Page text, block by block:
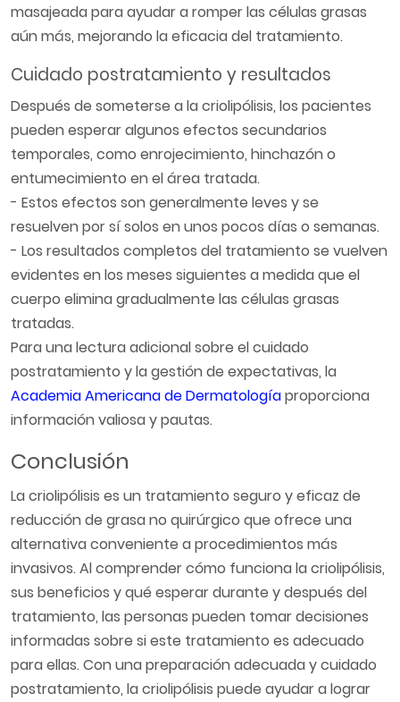
masajeada para ayudar a romper las células grasas
aún más, mejorando la eficacia del tratamiento.
Cuidado postratamiento y resultados
Después de someterse a la criolipólisis, los pacientes
pueden esperar algunos efectos secundarios
temporales, como enrojecimiento, hinchazón o
entumecimiento en el área tratada.
- Estos efectos son generalmente leves y se
resuelven por sí solos en unos pocos días o semanas.
- Los resultados completos del tratamiento se vuelven
evidentes en los meses siguientes a medida que el
cuerpo elimina gradualmente las células grasas
tratadas.
Para una lectura adicional sobre el cuidado
postratamiento y la gestión de expectativas, la
Academia Americana de Dermatologíaproporciona
información valiosa y pautas.
Conclusión
La criolipólisis es un tratamiento seguro y eficaz de
reducción de grasa no quirúrgico que ofrece una
alternativa conveniente a procedimientos más
invasivos. Al comprender cómo funciona la criolipólisis,
sus beneficios y qué esperar durante y después del
tratamiento, las personas pueden tomar decisiones
informadas sobre si este tratamiento es adecuado
para ellas. Con una preparación adecuada y cuidado
postratamiento, la criolipólisis puede ayudar a lograr